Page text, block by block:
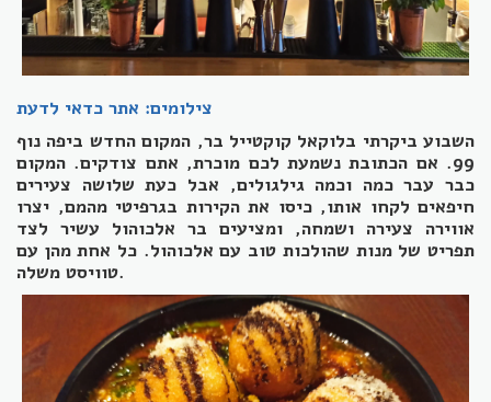
צילומים: אתר כדאי לדעת
השבוע ביקרתי בלוקאל קוקטייל בר, המקום החדש ביפה נוף
99. אם הכתובת נשמעת לכם מוכרת, אתם צודקים. המקום
כבר עבר כמה וכמה גילגולים, אבל כעת שלושה צעירים
חיפאים לקחו אותו, כיסו את הקירות בגרפיטי מהמם, יצרו
אווירה צעירה ושמחה, ומציעים בר אלכוהול עשיר לצד
תפריט של מנות שהולכות טוב עם אלכוהול. כל אחת מהן עם
טוויסט משלה.